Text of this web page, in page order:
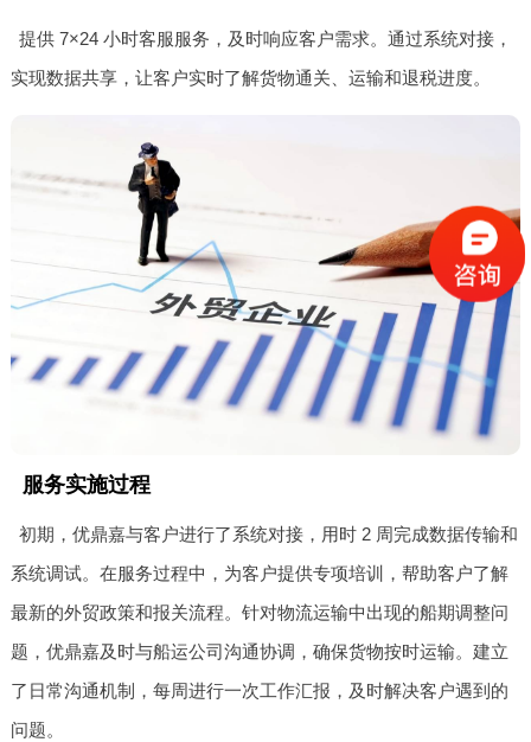
提供 7×24 小时客服服务，及时响应客户需求。通过系统对接，
实现数据共享，让客户实时了解货物通关、运输和退税进度。
服务实施过程
初期，优鼎嘉与客户进行了系统对接，用时 2 周完成数据传输和
系统调试。在服务过程中，为客户提供专项培训，帮助客户了解
最新的外贸政策和报关流程。针对物流运输中出现的船期调整问
题，优鼎嘉及时与船运公司沟通协调，确保货物按时运输。建立
了日常沟通机制，每周进行一次工作汇报，及时解决客户遇到的
问题。